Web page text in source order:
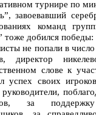
турнире по
завоевавший
команд
тоже добился
не попали в
директор
слове к
успех своих
руководители,
за